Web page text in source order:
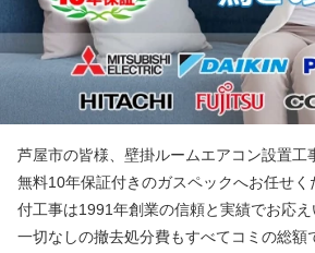
芦屋市の皆様、壁掛ルームエアコン設置工
無料10年保証付きのガスペックへお任せく
付工事は1991年創業の信頼と実績でお応
一切なしの撤去処分費もすべてコミの総額